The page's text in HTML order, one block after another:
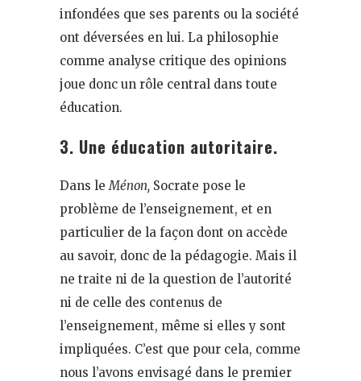
infondées que ses parents ou la société
ont déversées en lui. La philosophie
comme analyse critique des opinions
joue donc un rôle central dans toute
éducation.
3. Une éducation autoritaire.
Dans leMénon, Socrate pose le
problème de l’enseignement, et en
particulier de la façon dont on accède
au savoir, donc de la pédagogie. Mais il
ne traite ni de la question de l’autorité
ni de celle des contenus de
l’enseignement, même si elles y sont
impliquées. C’est que pour cela, comme
nous l’avons envisagé dans le premier